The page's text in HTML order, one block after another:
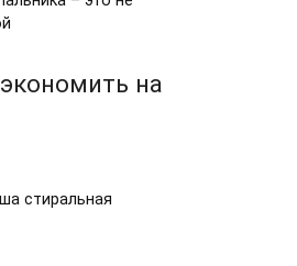
на
стиральная